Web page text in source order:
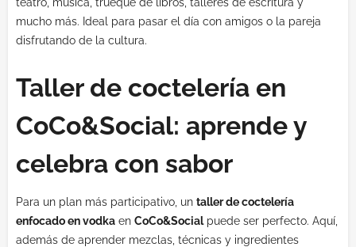
mucho más. Ideal para pasar el día con amigos o la pareja
disfrutando de la cultura.
Taller de coctelería en
CoCo&Social: aprende y
celebra con sabor
Para un plan más participativo, un taller de coctelería
enfocado en vodka en CoCo&Socialpuede ser perfecto. Aquí,
además de aprender mezclas, técnicas y ingredientes